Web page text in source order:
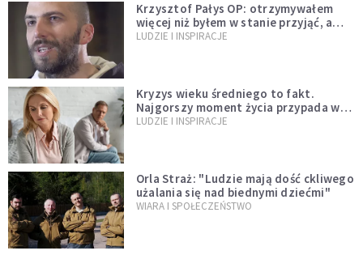
Krzysztof Pałys OP: otrzymywałem
więcej niż byłem w stanie przyjąć, a
Bóg stawał się bardziej realny niż
LUDZIE I INSPIRACJE
Kryzys wieku średniego to fakt.
Najgorszy moment życia przypada w
konkretnym czasie
LUDZIE I INSPIRACJE
Orla Straż: "Ludzie mają dość ckliwego
użalania się nad biednymi dziećmi"
WIARA I SPOŁECZEŃSTWO